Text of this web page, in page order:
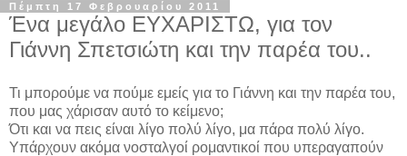
Πέμπτη 17 Φεβρουαρίου 2011
Ένα μεγάλο ΕΥΧΑΡΙΣΤΩ, για τον
Γιάννη Σπετσιώτη και την παρέα του..
Τι μπορούμε να πούμε εμείς για το Γιάννη και την παρέα του,
που μας χάρισαν αυτό το κείμενο;
Ότι και να πεις είναι λίγο πολύ λίγο, μα πάρα πολύ λίγο.
Υπάρχουν ακόμα νοσταλγοί ρομαντικοί που υπεραγαπούν